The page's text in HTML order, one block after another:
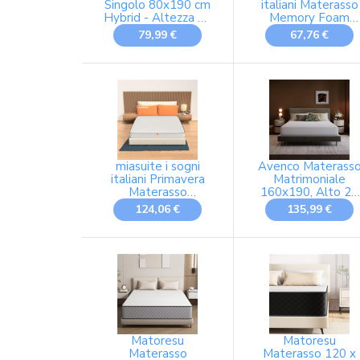
Singolo 80x190 cm
Hybrid - Altezza 20
cm - Tight Top -
Materasso Memory
Certificato OEKO-
TEX - Comfort
Ergonomico
79,99 €
italiani Materasso
Memory Foam
Singolo 80x190 cm
Alto 15 cm per
Ortopedico,
Detraibile -
Materasso Simple
67,76 €
miasuite i sogni
italiani Primavera
Materasso
Ortopedico con
Rivestimento in
Poliuretano, Bianco,
Matrimoniale,
160x190 cm
124,06 €
Avenco Materasso
Matrimoniale
160x190, Alto 20
cm in Memory
Foam e Schiuma a
e Ergonomico,
Rimovibile e
Lavabile
135,99 €
Matoresu
Materasso
Matoresu
Materasso 120 x